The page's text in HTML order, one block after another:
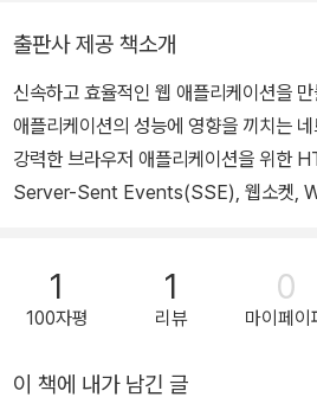
출판사 제공 책소개
신속하고 효율적인 웹 애플리케이션을
애플리케이션의 성능에 영향을 끼치는
강력한 브라우저 애플리케이션을 위한
Server-Sent Events(SSE), 웹소켓,
적화 예시를 보여주고, 무선과 모바일 네
조건에 대해서도 자세히 설명하고 있
언트 영역 네트워크 스크립팅 기술, SSE
깊이 파헤쳐 보고 싶다면 이 책을 신뢰해도 좋다. 이 책에서
1
100자평
1
리뷰
0
마이페이
이 책에 내가 남긴 글